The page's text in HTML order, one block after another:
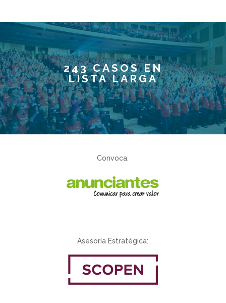
243 CASOS EN
LISTA LARGA
Convoca:
Asesoría Estratégica: